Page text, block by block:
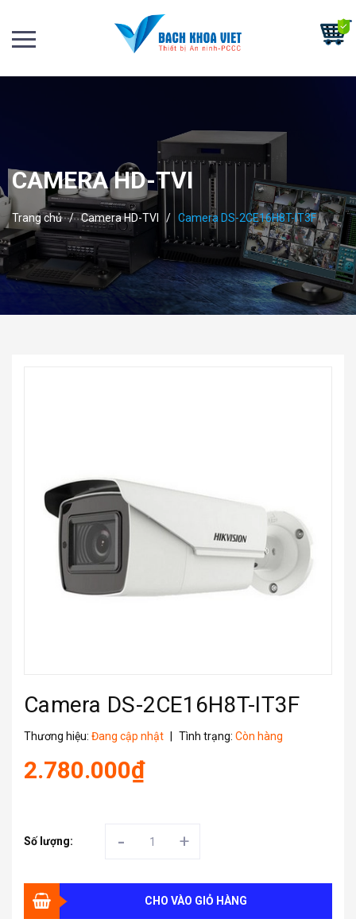
CAMERA HD-TVI
Trang chủ / Camera HD-TVI / Camera DS-2CE16H8T-IT3F
Camera DS-2CE16H8T-IT3F
Thương hiệu: Đang cập nhật Tình trạng: Còn hàng
2.780.000₫
Số lượng: - +
CHO VÀO GIỎ HÀNG